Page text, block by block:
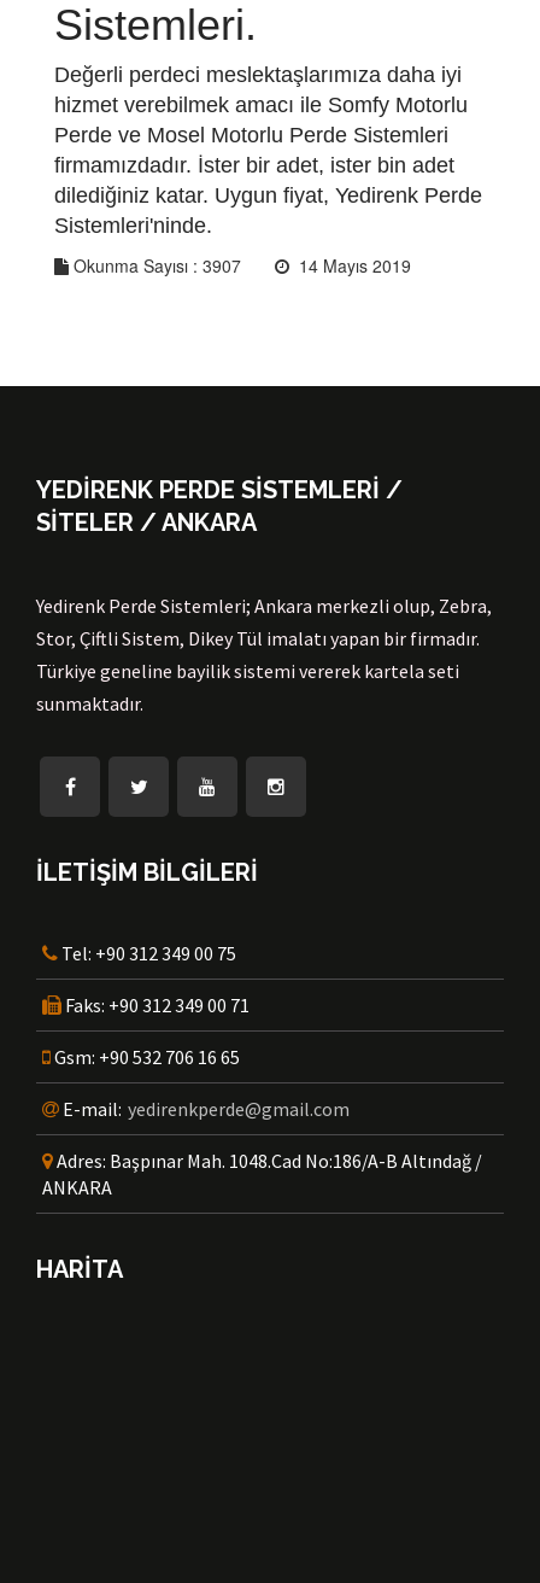
Sistemleri.
Değerli perdeci meslektaşlarımıza daha iyi
hizmet verebilmek amacı ile Somfy Motorlu
Perde ve Mosel Motorlu Perde Sistemleri
firmamızdadır. İster bir adet, ister bin adet
dilediğiniz katar. Uygun fiyat, Yedirenk Perde
Sistemleri'ninde.
Okunma Sayısı : 3907 14 Mayıs 2019
YEDİRENK PERDE SİSTEMLERİ /
SİTELER / ANKARA
Yedirenk Perde Sistemleri; Ankara merkezli olup, Zebra,
Stor, Çiftli Sistem, Dikey Tül imalatı yapan bir firmadır.
Türkiye geneline bayilik sistemi vererek kartela seti
sunmaktadır.
İLETİŞİM BİLGİLERİ
Tel: +90 312 349 00 75
Faks: +90 312 349 00 71
Gsm: +90 532 706 16 65
E-mail: yedirenkperde@gmail.com
Adres: Başpınar Mah. 1048.Cad No:186/A-B Altındağ /
ANKARA
HARİTA